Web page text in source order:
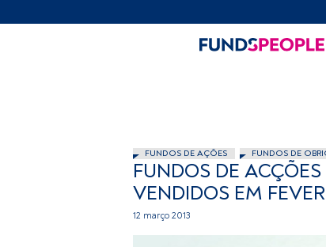
FUNDOS DE AÇÕES FUNDOS DE
FUNDOS DE
VENDIDOS EM
12 março 2013